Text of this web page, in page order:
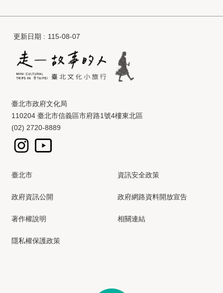
更新日期 115-08-07
臺北市政府文化局
110204 臺北市信義區市府路1號4樓東北區
(02) 2720-8889
臺北市
政府資訊公開
著作權說明
隱私權保護政策
資訊安全政策
政府網路資料開放宣告
相關連結